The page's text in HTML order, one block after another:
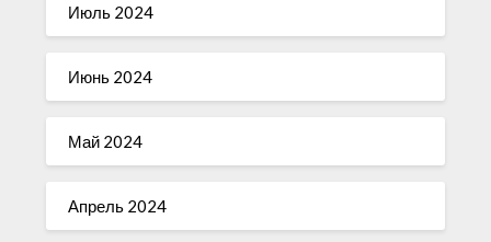
Июль 2024
Июнь 2024
Май 2024
Апрель 2024